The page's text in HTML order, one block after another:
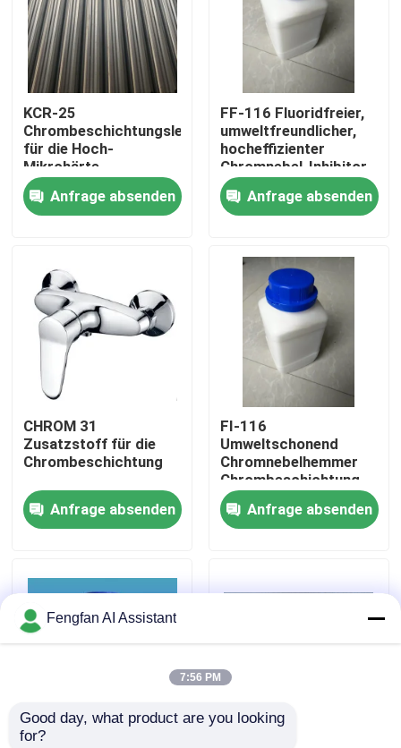
Produkte
Videos
Über uns
Werksbesichtigung
Qualitätskontrolle
Nachrichten
Chemikalien zur Verzinkung
KCR-25
Chrombeschichtungsleuchter
für die Hoch-
Mikrohärte-
Hardechrombeschichtung
Anfrage absenden
FF-116 Fluoridfreier,
umweltfreundlicher,
hocheffizienter
Chromnebel-Inhibitor
für die Verchromung
Anfrage absenden
CHROM 31
Zusatzstoff für die
Chrombeschichtung
Anfrage absenden
FI-116
Umweltschonend
Chromnebelhemmer
Chrombeschichtung
Chemikalien
Fluoridfreies und
weißes Pulver
Anfrage absenden
Umweltschonender
Fengfan AI Assistant
7:56 PM
Good day, what product are you looking
for?